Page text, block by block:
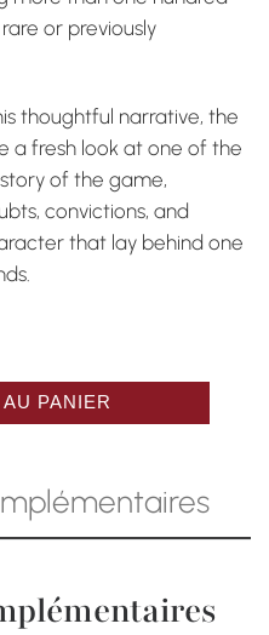
or previously
thoughtful narrative, the
a fresh look at one of the
of the game,
convictions, and
that lay behind one
PANIER